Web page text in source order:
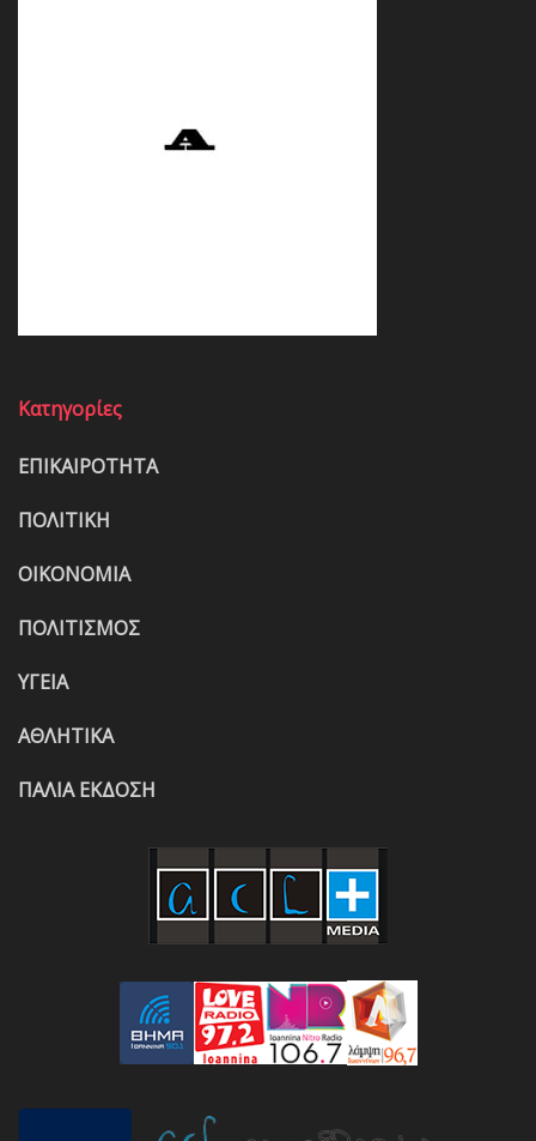
Κατηγορίες
ΕΠΙΚΑΙΡΟΤΗΤΑ
ΠΟΛΙΤΙΚΗ
ΟΙΚΟΝΟΜΙΑ
ΠΟΛΙΤΙΣΜΟΣ
ΥΓΕΙΑ
ΑΘΛΗΤΙΚΑ
ΠΑΛΙΑ ΕΚΔΟΣΗ